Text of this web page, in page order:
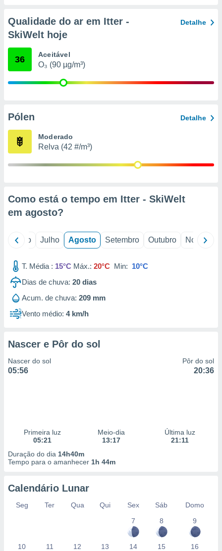
de
1199
Qualidade do ar em Itter -
SkiWelt hoje
Detalhe
36 Aceitável
O₃ (90 µg/m³)
Pólen Detalhe
Moderado
Relva (42 #/m³)
Como está o tempo em Itter - SkiWelt
em agosto?
Junho Julho Agosto Setembro Outubro Novembro
T. Média : 15°C Máx.: 20°C Min: 10°C
Dias de chuva: 20 dias
Acum. de chuva: 209 mm
Vento médio: 4 km/h
Nascer e Pôr do sol
Nascer do sol
05:56
Pôr do sol
20:36
Primeira luz
05:21
Meio-dia
13:17
Última luz
21:11
Duração do dia 14h40m
Tempo para o amanhecer 1h 44m
Calendário Lunar
Seg Ter Qua Qui Sex Sáb
Domo
7
8 9
10 11 12 13 14 15 16